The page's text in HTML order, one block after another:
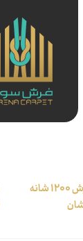
فرش 1200 شانه